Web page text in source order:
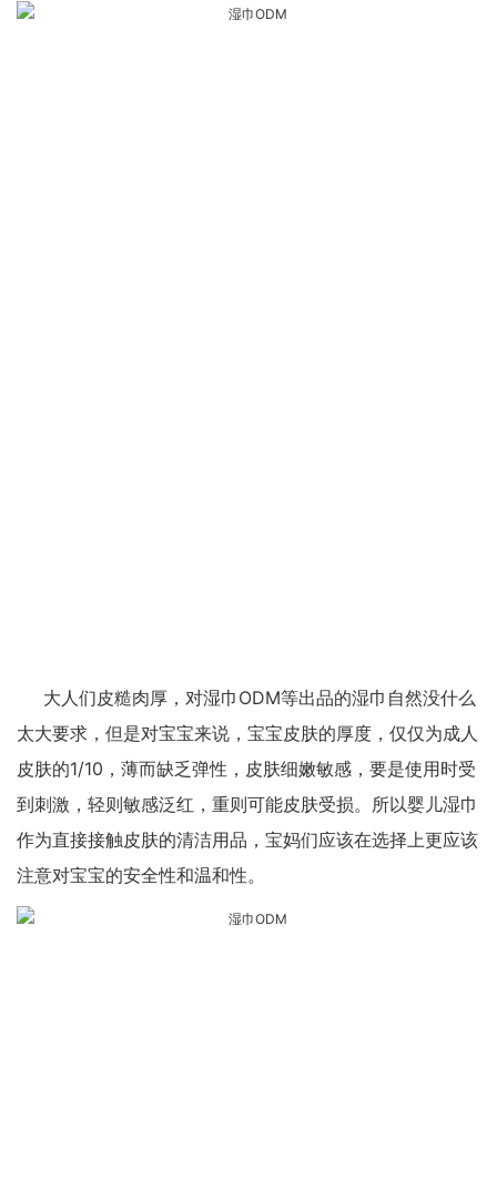
大人们皮糙肉厚，对湿巾ODM等出品的湿巾自然没什么
太大要求，但是对宝宝来说，宝宝皮肤的厚度，仅仅为成人
皮肤的1/10，薄而缺乏弹性，皮肤细嫩敏感，要是使用时受
到刺激，轻则敏感泛红，重则可能皮肤受损。所以婴儿湿巾
作为直接接触皮肤的清洁用品，宝妈们应该在选择上更应该
注意对宝宝的安全性和温和性。